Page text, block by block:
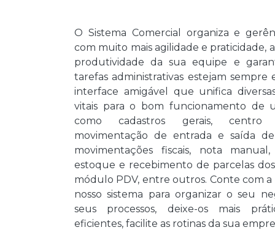
O Sistema Comercial organiza e
com muito mais agilidade e praticidade,
produtividade da sua equipe e
tarefas administrativas estejam sempre
interface amigável que unifica
vitais para o bom funcionamento de
como cadastros gerais, centro
movimentação de entrada e saída de
movimentações fiscais, nota
estoque e recebimento de parcelas
módulo PDV, entre outros. Conte com
nosso sistema para organizar o seu
seus processos, deixe-os mais
eficientes, facilite as rotinas da sua